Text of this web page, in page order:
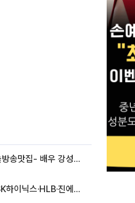
'2TV 생생정보' 오늘방송맛집- 배우 강성진 단골! 쌀국수ㆍ푸팟퐁 커리 맛집 '블○○○'
[오늘의 주요공시] SK하이닉스·HLB·진에어·포스코홀딩스·네이버·대우건설 등